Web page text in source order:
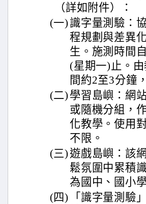
（詳如附件）：
(一) 識字量測驗：
程規劃與差異
生。施測時間
(星期一)止。
間約2至3分鐘
(二) 學習島嶼：網
或隨機分組，
化教學。使用
不限。
(三) 遊戲島嶼：該
鬆氛圍中累積
為國中、國小
(四)
「識字量測驗